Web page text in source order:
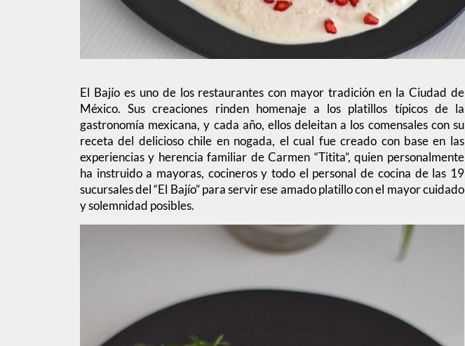
El Bajío es uno de los restaurantes con mayor tradición en la Ciudad de
México. Sus creaciones rinden homenaje a los platillos típicos de la
gastronomía mexicana, y cada año, ellos deleitan a los comensales con su
receta del delicioso chile en nogada, el cual fue creado con base en las
experiencias y herencia familiar de Carmen “Titita”, quien personalmente
ha instruido a mayoras, cocineros y todo el personal de cocina de las 19
sucursales del “El Bajío” para servir ese amado platillo con el mayor cuidado
y solemnidad posibles.